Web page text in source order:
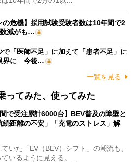
の危機】採用試験受験者数は10年間で2
減がも…
で「医師不足」に加えて「患者不足」に
界に 今後…
一覧を見る
ってみた、使ってみた
間で受注累計6000台】BEV普及の障壁と
続距離の不安」「充電のストレス」解
いた「EV（BEV）シフト」の潮流も、
いるように見える。…